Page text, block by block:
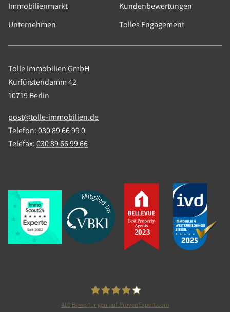
Immobilienmarkt
Unternehmen
Kundenbewertungen
Tolles Engagement
Tolle Immobilien GmbH
Kurfürstendamm 42
10719 Berlin
post@tolle-immobilien.de
Telefon:030 89 66 99 0
Telefax:030 89 66 99 66
410Bewertungen auf ProvenExpert.com